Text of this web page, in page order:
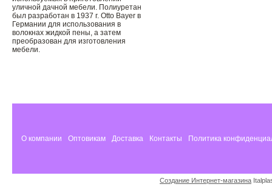
уличной дачной мебели. Полиуретан
был разработан в 1937 г. Otto Bayer в
Германии для использования в
волокнах жидкой пены, а затем
преобразован для изготовления
мебели.
О компании Оптовикам Доставка Контакты Политика
Создание Интернет-магазина